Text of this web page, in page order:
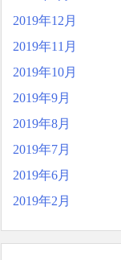
2019年12月
2019年11月
2019年10月
2019年9月
2019年8月
2019年7月
2019年6月
2019年2月